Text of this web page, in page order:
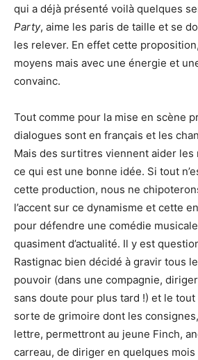
qui a déjà présenté voilà quelques
Party, aime les paris de taille et se
les relever. En effet cette
moyens mais avec une énergie et
convainc.
Tout comme pour la mise en scène
dialogues sont en français et les
Mais des surtitres viennent aider les
ce qui est une bonne idée. Si tout
cette production, nous ne
l’accent sur ce dynamisme et cette
pour défendre une comédie
quasiment d’actualité. Il y est
Rastignac bien décidé à gravir tous
pouvoir (dans une compagnie,
sans doute pour plus tard !) et le
sorte de grimoire dont les
lettre, permettront au jeune Finch,
carreau, de diriger en quelques